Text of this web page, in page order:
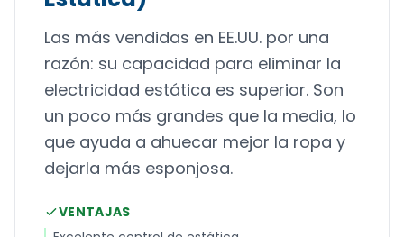
Las más vendidas en EE.UU. por una
razón: su capacidad para eliminar la
electricidad estática es superior. Son
un poco más grandes que la media, lo
que ayuda a ahuecar mejor la ropa y
dejarla más esponjosa.
VENTAJAS